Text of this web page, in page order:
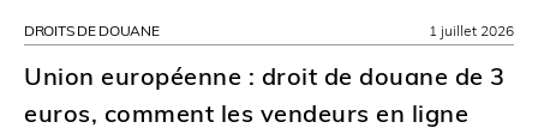
DROITS DE DOUANE
Union européenne : droit de douane de 3
euros, comment les vendeurs en ligne
1 juillet 2026